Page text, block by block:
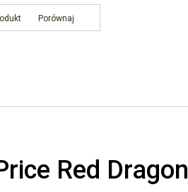
Porównaj
Red Dragon